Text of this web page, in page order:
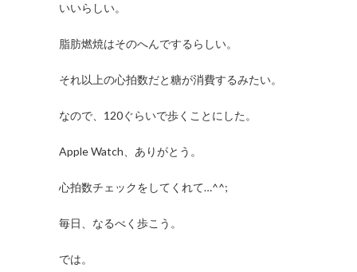
いいらしい。
脂肪燃焼はそのへんでするらしい。
それ以上の心拍数だと糖が消費するみたい。
なので、120ぐらいで歩くことにした。
Apple Watch、ありがとう。
心拍数チェックをしてくれて…^^;
毎日、なるべく歩こう。
では。